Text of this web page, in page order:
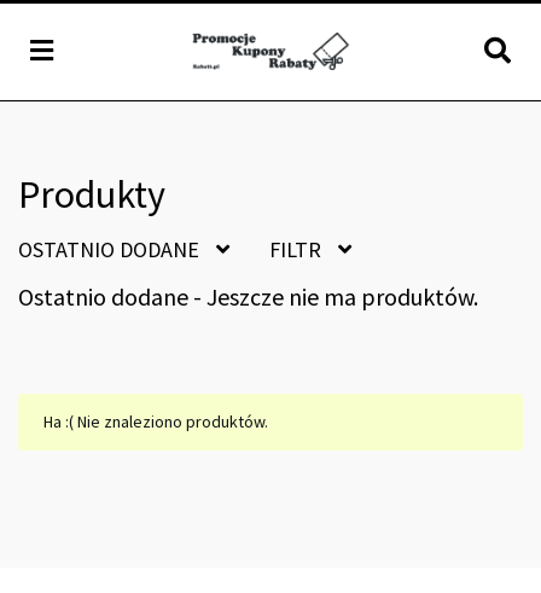
Produkty
OSTATNIO DODANE FILTR
Ostatnio dodane - Jeszcze nie ma produktów.
Ha :( Nie znaleziono produktów.